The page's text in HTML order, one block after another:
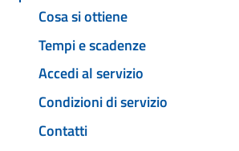
Cosa si ottiene
Tempi e scadenze
Accedi al servizio
Condizioni di servizio
Contatti